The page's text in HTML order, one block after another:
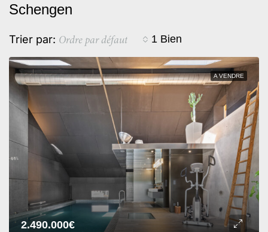
Schengen
1 Bien
Trier par: Ordre par défaut
A VENDRE
2.490.000€